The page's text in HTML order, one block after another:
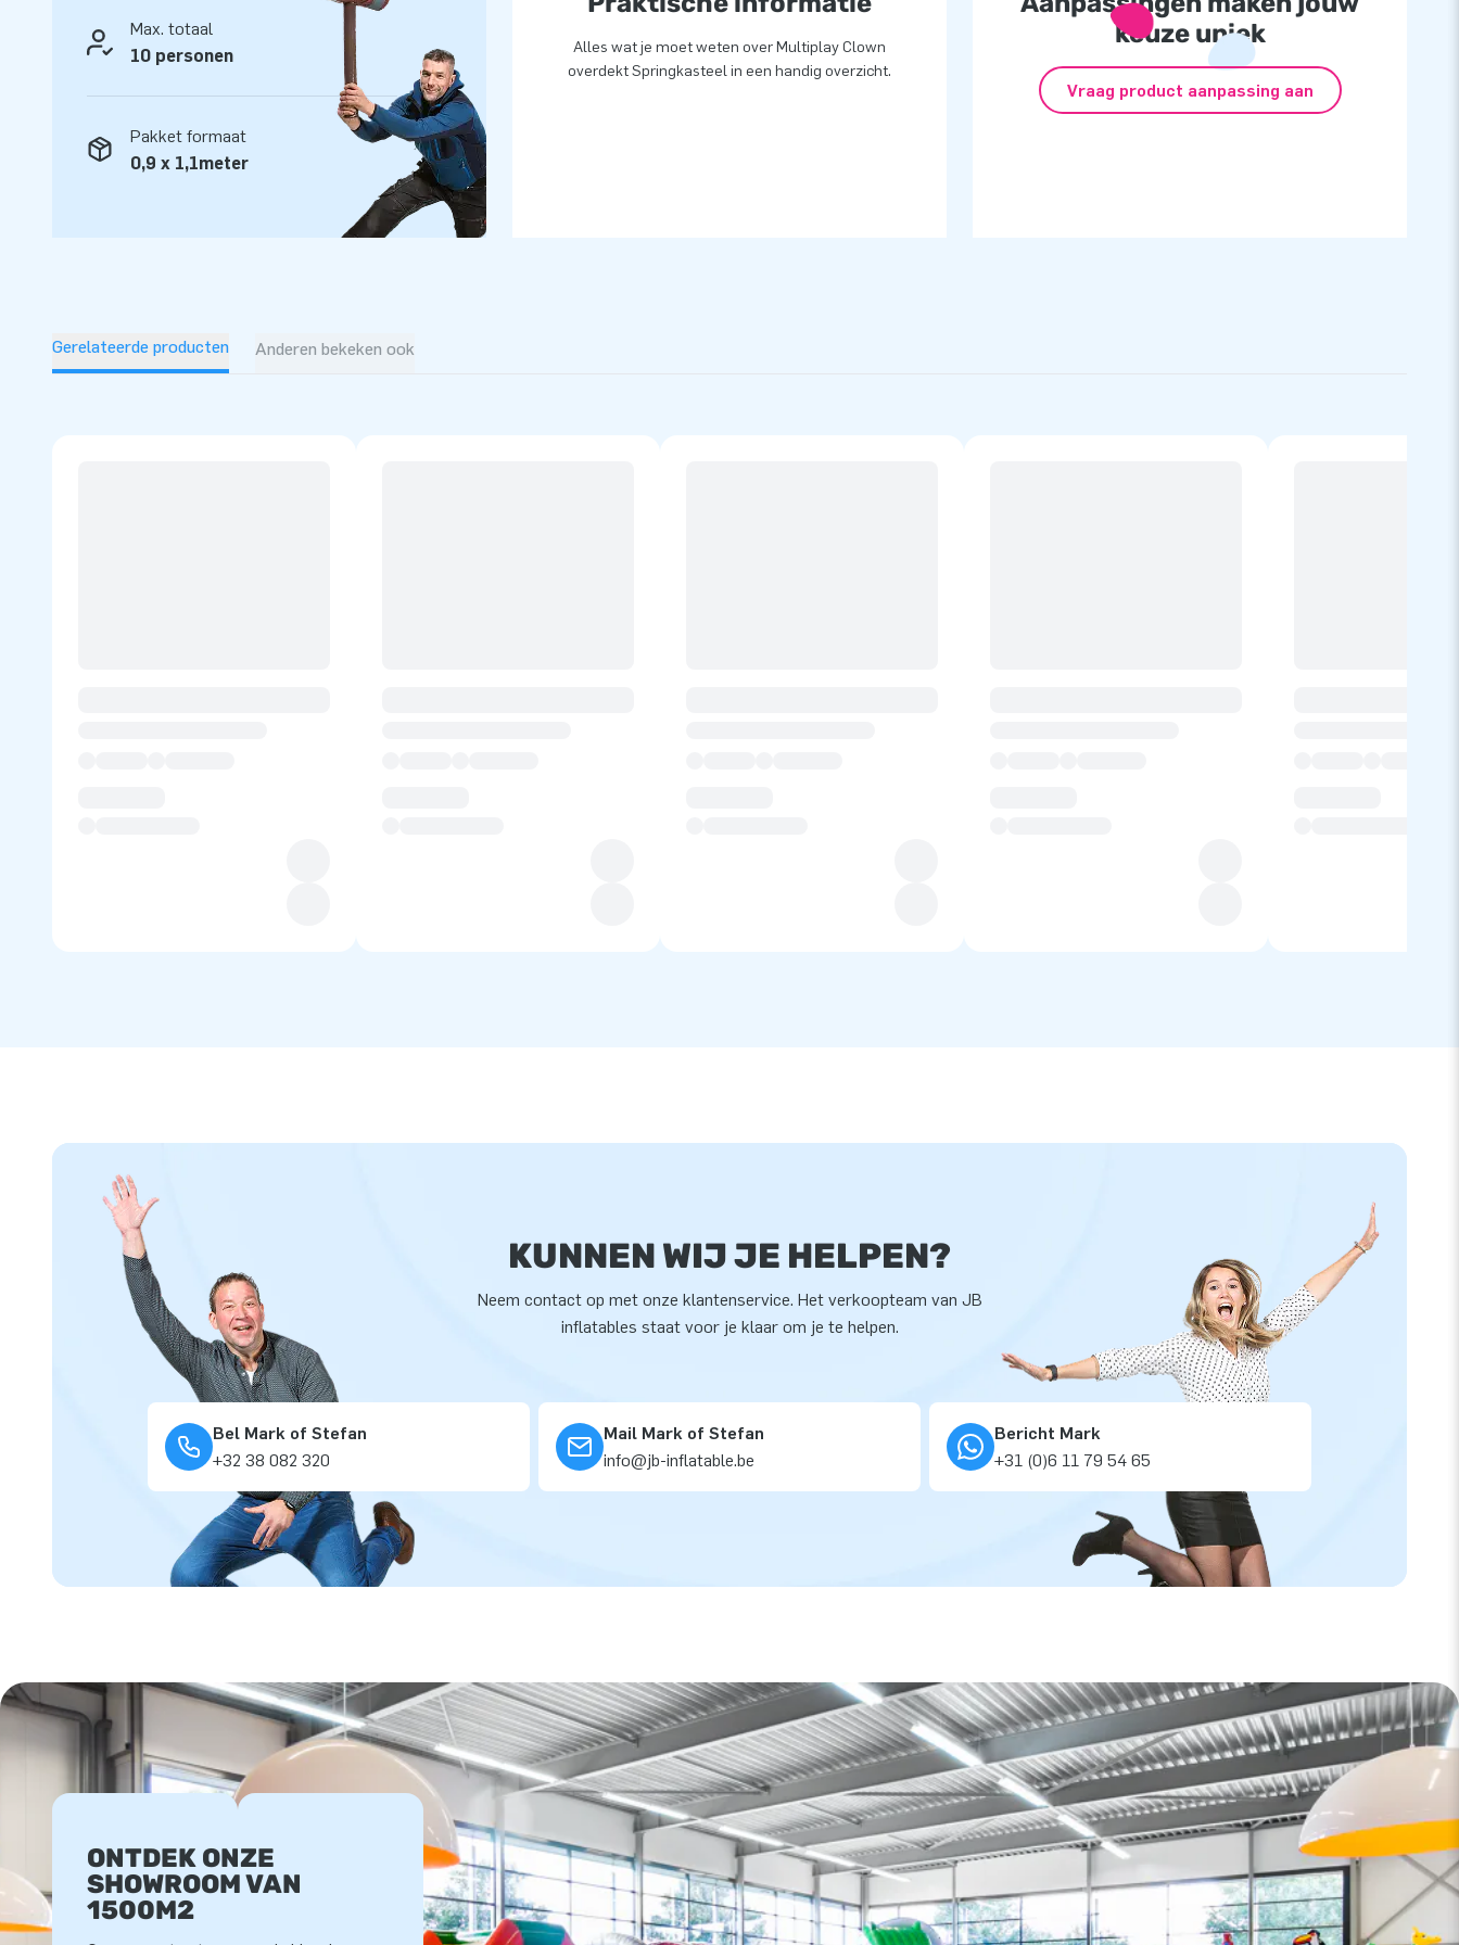
Max. totaal
10 personen
Pakket formaat
0,9 x 1,1meter
Alles wat je moet weten over Multiplay Clown
overdekt Springkasteel in een handig overzicht.
keuze uniek
Vraag product aanpassing aan
Gerelateerde producten Anderen bekeken ook
KUNNEN WIJ JE HELPEN?
Neem contact op met onze klantenservice. Het verkoopteam van JB
inflatables staat voor je klaar om je te helpen.
Bel Mark of Stefan
+32 38 082 320
Mail Mark of Stefan
info@jb-inflatable.be
Bericht Mark
+31 (0)6 11 79 54 65
ONTDEK ONZE
SHOWROOM VAN
1500M2